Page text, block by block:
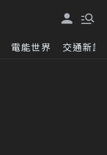
電能世界 交通新訊